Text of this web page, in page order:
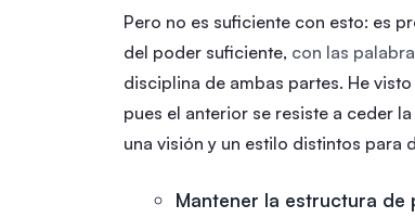
Pero no es suficiente con esto: es
del poder suficiente, con las
disciplina de ambas partes. He
pues el anterior se resiste a ceder
una visión y un estilo distintos para
Mantener la estructura